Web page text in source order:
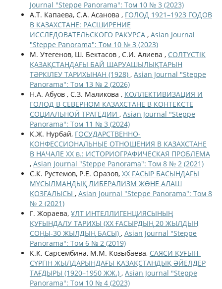
Journal "Steppe Panorama": Том 10 № 3 (2023)
А.Т. Капаева, С.А. Асанова , ГОЛОД 1921–1923 ГОДОВ
В КАЗАХСТАНЕ: РАСШИРЕНИЕ
ИССЛЕДОВАТЕЛЬСКОГО РАКУРСА , Asian Journal
"Steppe Panorama": Том 10 № 3 (2023)
М. Утегенов, Ш. Бектасов , С.И. Алиева , СОЛТҮСТІК
ҚАЗАҚСТАНДАҒЫ БАЙ ШАРУАШЫЛЫҚТАРЫН
ТӘРКІЛЕУ ТАРИХЫНАН (1928) , Asian Journal "Steppe
Panorama": Том 13 № 2 (2026)
Н.А. Абуов , С.З. Маликова , КОЛЛЕКТИВИЗАЦИЯ И
ГОЛОД В СЕВЕРНОМ КАЗАХСТАНЕ В КОНТЕКСТЕ
СОЦИАЛЬНОЙ ТРАГЕДИИ , Asian Journal "Steppe
Panorama": Том 11 № 3 (2024)
К.Ж. Нурбай, ГОСУДАРСТВЕННО-
КОНФЕССИОНАЛЬНЫЕ ОТНОШЕНИЯ В КАЗАХСТАНЕ
В НАЧАЛЕ XX в.: ИСТОРИОГРАФИЧЕСКАЯ ПРОБЛЕМА
, Asian Journal "Steppe Panorama": Том 8 № 2 (2021)
С.К. Рустемов, Р.Е. Оразов, ХХ ҒАСЫР БАСЫНДАҒЫ
МҰСЫЛМАНДЫҚ ЛИБЕРАЛИЗМ ЖƏНЕ АЛАШ
ҚОЗҒАЛЫСЫ , Asian Journal "Steppe Panorama": Том 8
№ 2 (2021)
Г. Жораева, ҰЛТ ИНТЕЛЛИГЕНЦИЯСЫНЫҢ
ҚУҒЫНДАЛУ ТАРИХЫ (ХХ ҒАСЫРДЫҢ 20 ЖЫЛДЫҢ
СОҢЫ-30 ЖЫЛДЫҢ БАСЫ) , Asian Journal "Steppe
Panorama": Том 6 № 2 (2019)
К.К. Сарсембина, М.М. Козыбаева, САЯСИ ҚУҒЫН-
СҮРГІН ЖЫЛДАРЫНДАҒЫ ҚАЗАҚСТАНДЫҚ ӘЙЕЛДЕР
ТАҒДЫРЫ (1920–1950 ЖЖ.) , Asian Journal "Steppe
Panorama": Том 10 № 4 (2023)